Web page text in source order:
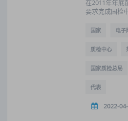
在2011年年底
要求完成国检
国家 电子
质检中心
国家质检总局
代表
2022-